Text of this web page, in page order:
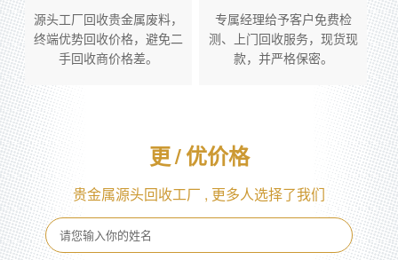
源头工厂回收贵金属废料，
终端优势回收价格，避免二
手回收商价格差。
专属经理给予客户免费检
测、上门回收服务，现货现
款，并严格保密。
更/优价格
贵金属源头回收工厂 , 更多人选择了我们